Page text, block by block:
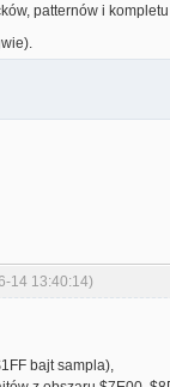
patternów i
14 13:40:14)
bajt sampla),